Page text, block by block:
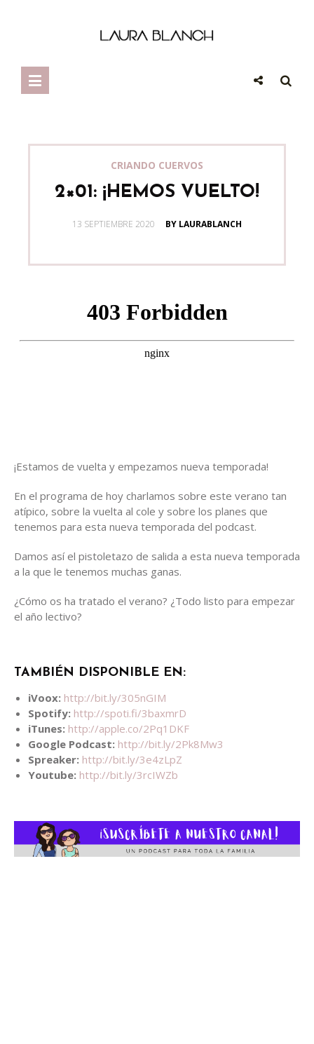
CRIANDO CUERVOS
2×01: ¡HEMOS VUELTO!
POSTED
13 SEPTIEMBRE 2020 BY LAURABLANCH
¡Estamos de vuelta y empezamos nueva temporada!
En el programa de hoy charlamos sobre este verano tan
atípico, sobre la vuelta al cole y sobre los planes que
tenemos para esta nueva temporada del podcast.
Damos así el pistoletazo de salida a esta nueva temporada
a la que le tenemos muchas ganas.
¿Cómo os ha tratado el verano? ¿Todo listo para empezar
el año lectivo?
TAMBIÉN DISPONIBLE EN:
iVoox: http://bit.ly/305nGIM
Spotify: http://spoti.fi/3baxmrD
iTunes: http://apple.co/2Pq1DKF
Google Podcast: http://bit.ly/2Pk8Mw3
Spreaker: http://bit.ly/3e4zLpZ
Youtube: http://bit.ly/3rcIWZb